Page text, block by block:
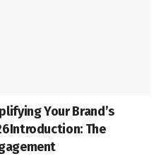
Your Brand’s
The